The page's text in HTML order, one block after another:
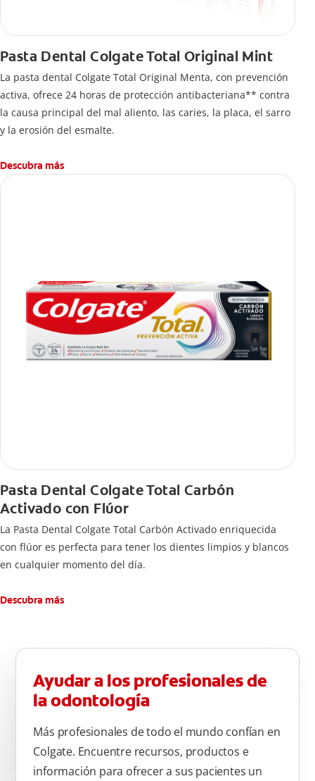
Pasta Dental Colgate Total Original Mint
La pasta dental Colgate Total Original Menta, con prevención
activa, ofrece 24 horas de protección antibacteriana** contra
la causa principal del mal aliento, las caries, la placa, el sarro
y la erosión del esmalte.
Descubra más
Pasta Dental Colgate Total Carbón
Activado con Flúor
La Pasta Dental Colgate Total Carbón Activado enriquecida
con flúor es perfecta para tener los dientes limpios y blancos
en cualquier momento del día.
Descubra más
Ayudar a los profesionales de
la odontología
Más profesionales de todo el mundo confían en
Colgate. Encuentre recursos, productos e
información para ofrecer a sus pacientes un